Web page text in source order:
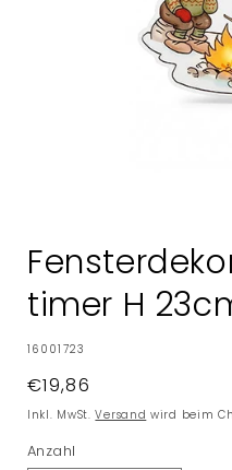
Modal
öffnen
timer H
SKU:
16001723
Normaler
Preis
€19,86
Inkl. MwSt.Versand wird beim
Anzahl